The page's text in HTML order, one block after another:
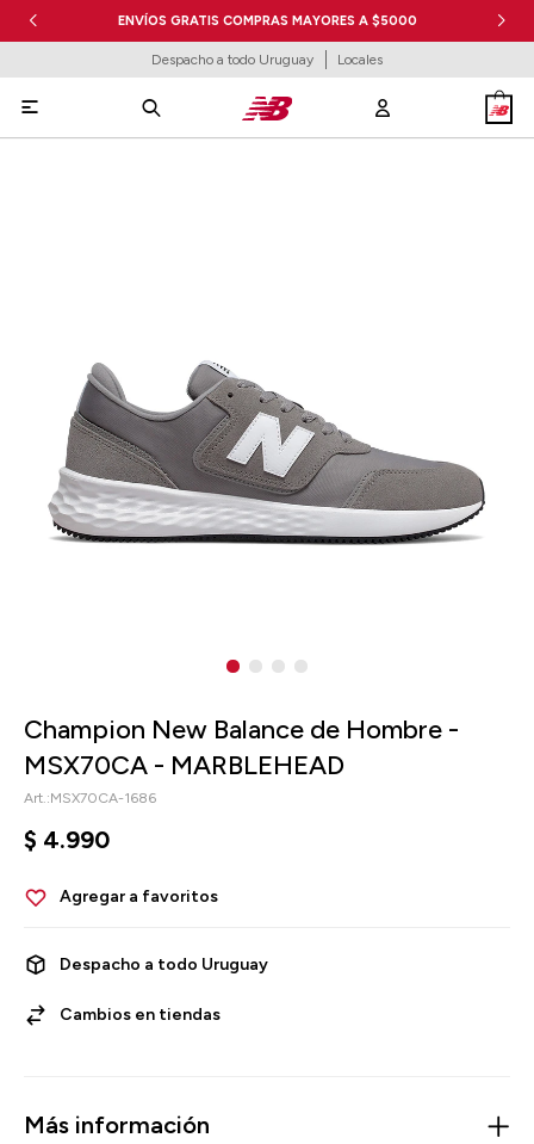
ENVÍOS GRATIS COMPRAS MAYORES A $5000
Despacho a todo Uruguay Locales

Champion New Balance de Hombre -
MSX70CA - MARBLEHEAD
MSX70CA-1686
$ 4.990
Despacho a todo Uruguay
Cambios en tiendas
Más información